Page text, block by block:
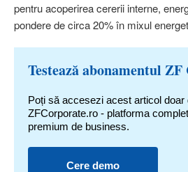
pentru acoperirea cererii interne,
pondere de circa 20% în mixul
Testează abonamentul
Poți să accesezi acest articol doar
ZFCorporate.ro - platforma
premium de business.
Cere demo